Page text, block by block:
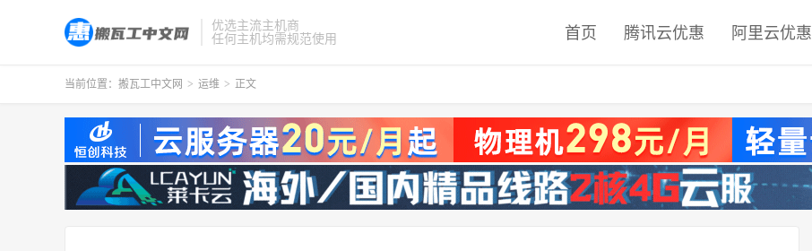
优选主流主机商
任何主机均需规范使用
首页 腾讯云优惠 阿里云优惠
当前位置： 搬瓦工中文网 > 运维 > 正文